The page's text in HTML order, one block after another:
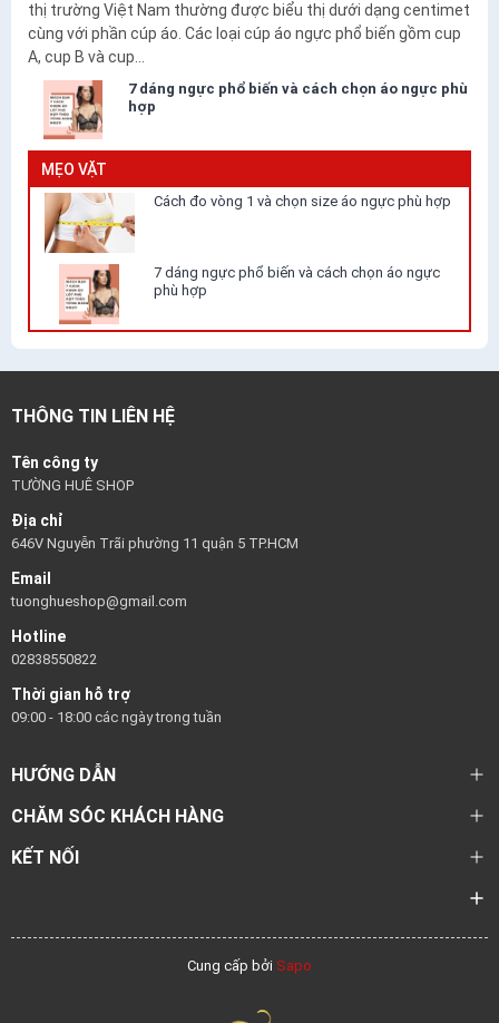
thị trường Việt Nam thường được biểu thị dưới dạng centimet
cùng với phần cúp áo. Các loại cúp áo ngực phổ biến gồm cup
A, cup B và cup...
7 dáng ngực phổ biến và cách chọn áo ngực phù
hợp
MẸO VẶT
Cách đo vòng 1 và chọn size áo ngực phù hợp
7 dáng ngực phổ biến và cách chọn áo ngực
phù hợp
THÔNG TIN LIÊN HỆ
Tên công ty
TƯỜNG HUÊ SHOP
Địa chỉ
646V Nguyễn Trãi phường 11 quận 5 TP.HCM
Email
tuonghueshop@gmail.com
Hotline
02838550822
Thời gian hỗ trợ
09:00 - 18:00 các ngày trong tuần
HƯỚNG DẪN
CHĂM SÓC KHÁCH HÀNG
KẾT NỐI
Cung cấp bởi Sapo